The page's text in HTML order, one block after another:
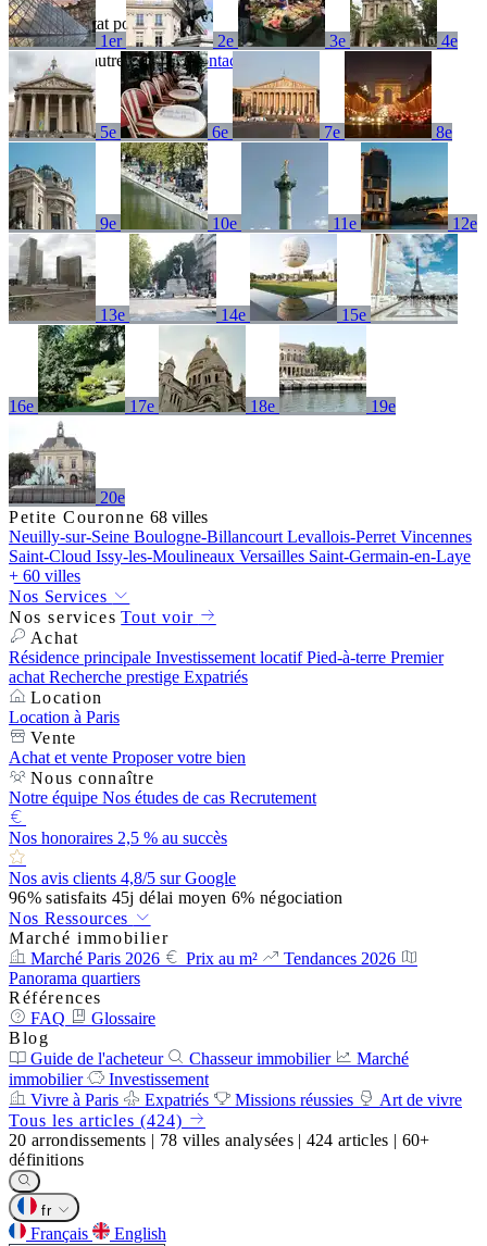
1er 2e 3e 4e
5e 6e 7e 8e
9e 10e 11e 12e
13e 14e 15e
16e 17e 18e 19e
20e
Petite Couronne 68 villes
Neuilly-sur-Seine Boulogne-Billancourt Levallois-Perret Vincennes
Saint-Cloud Issy-les-Moulineaux Versailles Saint-Germain-en-Laye
+ 60 villes
Nos Services
Nos services Tout voir
Achat
Résidence principale Investissement locatifPied-à-terre Premier
achat Recherche prestige Expatriés
Location
Location à Paris
Vente
Achat et vente Proposer votre bien
Nous connaître
Notre équipe Nos études de cas Recrutement
Nos honoraires 2,5 % au succès
Nos avis clients 4,8/5 sur Google
96%satisfaits 45j délai moyen 6% négociation
Nos Ressources
Marché immobilier
Marché Paris 2026
Prix au m²
Tendances 2026
Panorama quartiers
Références
FAQ
Glossaire
Blog
Guide de l'acheteur
Chasseur immobilier
Marché
immobilier
Investissement
Vivre à Paris
Expatriés Missions réussies
Art de vivre
Tous les articles (424)
20 arrondissements | 78 villes analysées | 424 articles | 60+
définitions
fr
Français
English
Aucun résultat pour
Essayez un autre terme oucontactez-nous